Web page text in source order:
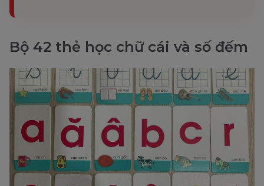
Bộ 42 thẻ học chữ cái và số đếm